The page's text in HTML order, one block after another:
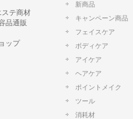
テ商材
品通販
ップ
新商品
キャンペーン商品
フェイスケア
ボディケア
アイケア
ヘアケア
ポイントメイク
ツール
消耗材